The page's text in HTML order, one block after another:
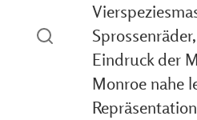
Eindruck der
Monroe nahe